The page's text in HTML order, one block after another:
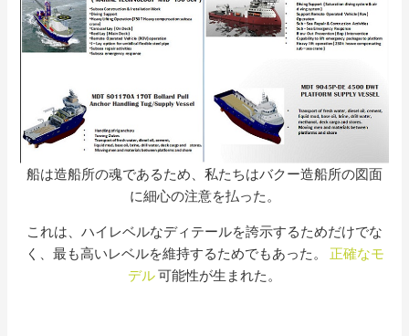
船は造船所の魂であるため、私たちはバクー造船所の図面
に細心の注意を払った。
これは、ハイレベルなディテールを誇示するためだけでな
く、最も高いレベルを維持するためでもあった。 正確なモ
デル可能性が生まれた。